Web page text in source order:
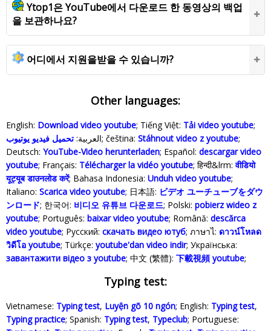
Ytop1은 YouTube에서 다운로드 한 동영상의 백업
을 보관하나요?
어디에서 지원을받을 수 있습니까?
Other languages:
English: Download video youtube; Tiếng Việt: Tải video youtube;
العربية: تحميل فيديو يوتيوب ; čeština: Stáhnout video z youtube;
Deutsch: YouTube-Video herunterladen; Español: descargar video
youtube; Français: Télécharger la vidéo youtube; हिन्दी&lrm:वीडियो
यूट्यूब डाउनलोड करें; Bahasa Indonesia‬: Unduh video youtube;
Italiano: Scarica video youtube; 日本語: ビデオ ユーチューブをダウ
ンロード; 한국어: 비디오 유튜브 다운로드; Polski‎: pobierz wideo z
youtube; Português: baixar video youtube; Română: descărca
video youtube; Русский: скачать видео ютуб; ภาษาไ: ดาวน์โหลด
วิดีโอ youtube; Türkçe‬: youtube'dan video indir; Українська‬:
завантажити відео з youtube; 中文 (繁體): 下載視頻 youtube;
Typing test:
Vietnamese: Typing test, Luyện gõ 10 ngón; English: Typing test,
Typing practice; Spanish: Typing test, Typeclub; Portuguese: